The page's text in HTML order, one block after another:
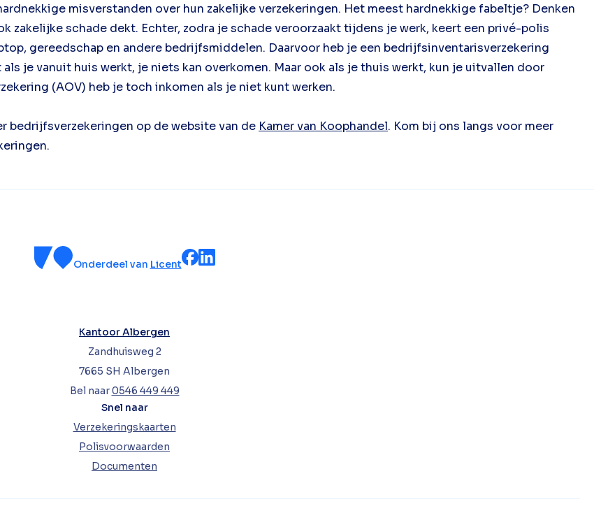
misverstanden over hun zakelijke verzekeringen. Het meest hardnekkige fabeltje? Denken
zakelijke schade dekt. Echter, zodra je schade veroorzaakt tijdens je werk, keert een privé-polis
gereedschap en andere bedrijfsmiddelen. Daarvoor heb je een bedrijfsinventarisverzekering
je vanuit huis werkt, je niets kan overkomen. Maar ook als je thuis werkt, kun je uitvallen door
(AOV) heb je toch inkomen als je niet kunt werken.
bedrijfsverzekeringen op de website van de Kamer van Koophandel. Kom bij ons langs voor meer
Onderdeel van Licent
Kantoor Albergen
Zandhuisweg 2
7665 SH Albergen
Bel naar0546 449 449
Snel naar
Verzekeringskaarten
Polisvoorwaarden
Documenten